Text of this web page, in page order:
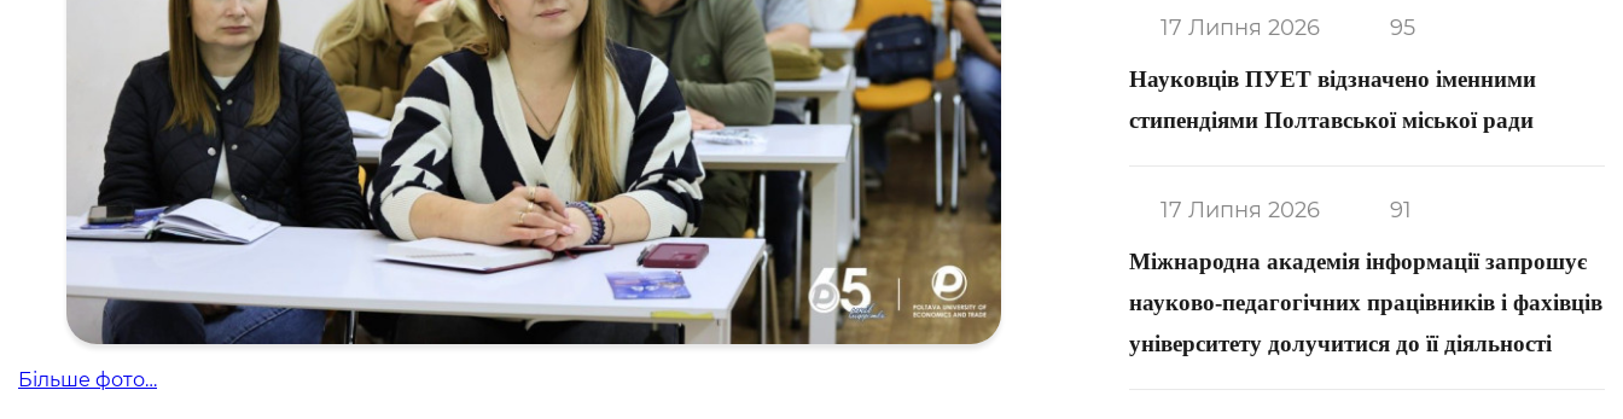
Більше фото…
17 Липня 2026 95
Науковців ПУЕТ відзначено іменними
стипендіями Полтавської міської ради
17 Липня 2026 91
Міжнародна академія інформації запрошує
науково-педагогічних працівників і фахівців
університету долучитися до її діяльності